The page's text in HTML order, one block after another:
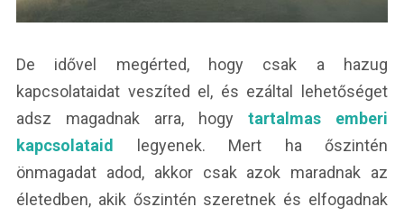
De idővel megérted, hogy csak a hazug
kapcsolataidat veszíted el, és ezáltal lehetőséget
adsz magadnak arra, hogy tartalmas emberi
kapcsolataid
legyenek. Mert ha őszintén
önmagadat adod, akkor csak azok maradnak az
életedben, akik őszintén szeretnek és elfogadnak